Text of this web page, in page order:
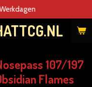
107/197
Flames